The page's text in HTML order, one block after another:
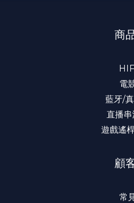
商
電
藍牙/
直播
遊戲遙
顧
常